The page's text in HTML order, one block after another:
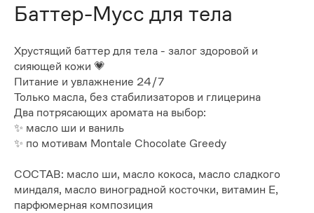
Баттер-Мусс для тела
Хрустящий баттер для тела - залог здоровой и
сияющей кожи 💗
Питание и увлажнение 24/7
Только масла, без стабилизаторов и глицерина
Два потрясающих аромата на выбор:
✨ масло ши и ваниль
✨ по мотивам Montale Chocolate Greedy
СОСТАВ: масло ши, масло кокоса, масло сладкого
миндаля, масло виноградной косточки, витамин Е,
парфюмерная композиция